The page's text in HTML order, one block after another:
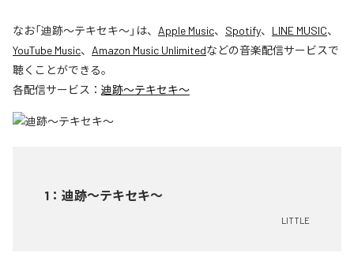
なお「迪跡〜テキセキ〜」は、 Apple Music、 Spotify、 LINE MUSIC、
YouTube Music、 Amazon Music Unlimitedなどの音楽配信サービスで
聴くことができる。
各配信サービス： 迪跡〜テキセキ〜
1 ： 迪跡〜テキセキ〜
LITTLE